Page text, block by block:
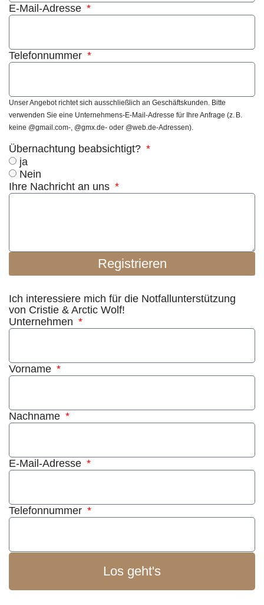
E-Mail-Adresse
Telefonnummer
Unser Angebot richtet sich ausschließlich an Geschäftskunden. Bitte
verwenden Sie eine Unternehmens-E-Mail-Adresse für Ihre Anfrage (z. B.
keine @gmail.com-, @gmx.de- oder @web.de-Adressen).
Übernachtung beabsichtigt?
ja
Nein
Ihre Nachricht an uns
Registrieren
Ich interessiere mich für die Notfallunterstützung
von Cristie & Arctic Wolf!
Unternehmen
Vorname
Nachname
E-Mail-Adresse
Telefonnummer
Los geht's